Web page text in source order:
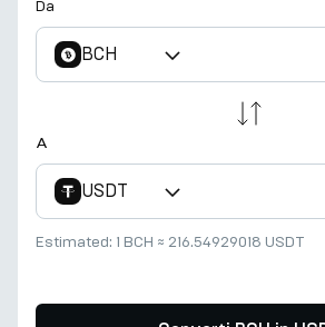
Da
BCH
A
USDT
Estimated: 1 BCH ≈ 216.54929018 USDT